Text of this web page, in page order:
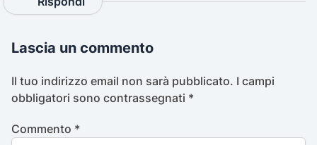
Lascia un commento
Il tuo indirizzo email non sarà pubblicato. I campi
obbligatori sono contrassegnati *
Commento *